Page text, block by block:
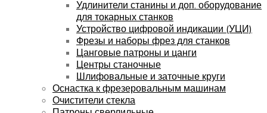
Удлинители станины и доп. оборудование
для токарных станков
Устройство цифровой индикации (УЦИ)
Фрезы и наборы фрез для станков
Цанговые патроны и цанги
Центры станочные
Шлифовальные и заточные круги
Оснастка к фрезеровальным машинам
Очистители стекла